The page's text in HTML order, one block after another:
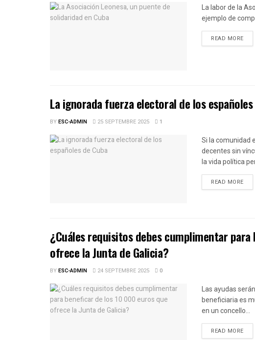
La labor de la
ejemplo de
READ MORE
La ignorada fuerza electoral de los
BYESC-ADMIN 25 SEPTEMBRE 2025 1
Si la comunidad
decentes sin
la vida política
READ MORE
¿Cuáles requisitos debes cumplimentar
ofrece la Junta de Galicia?
BYESC-ADMIN 24 SEPTEMBRE 2025 0
Las ayudas
beneficiaria es
en un concello...
READ MORE